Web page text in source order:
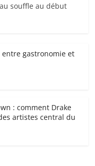
souffle au début
entre gastronomie et
: comment Drake
artistes central du